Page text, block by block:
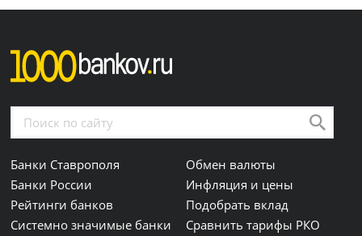
Банки Ставрополя
Банки России
Рейтинги банков
Системно значимые банки
Обмен валюты
Инфляция и цены
Подобрать вклад
Сравнить тарифы РКО